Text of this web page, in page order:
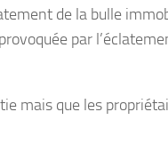
de la bulle
par
mais que les